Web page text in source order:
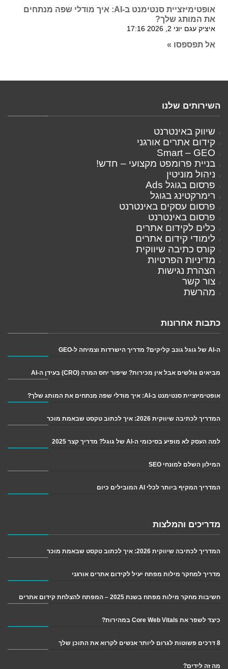
אופטימיזציית סנטימנט ב-AI: איך מודלי שפה מנתחים
את המותג שלך?
איציק עגם יוני 2, 2026 17:16
אל תפספסו »
השירותים שלנו
שיווק באינטרנט
קידום אתרים אורגני
Smart – GEO
בניית פרומפט מקצועי – חדש!
ניהול מוניטין
פרסום בגוגל Ads
רימרקטינג בגוגל
פרסום עסקים באינטרנט
פרסום באינטרנט
כלים לקידום אתרים
לימודי קידום אתרים
קורס כתיבה שיווקית
מדיניות הפרטיות
הצהרת נגישות
צור קשר
מהרשת
כתבות אחרונות
ה-AI של גוגל גונב קליקים? מדריך הישרדות וצמיחה ל-GEO
מביאים גולשים אבל אין מכירות? שיפור יחס המרה (CRO) בעידן ה-AI
אופטימיזציית סנטימנט ב-AI: איך מודלי שפה מנתחים את המותג שלך?
המדריך לכתיבה שיווקית 2026: איך לכתוב טקסט שבאמת מוכר
למה העסק לא מופיע בסיכומי ה-AI של גוגל? מדריך קצר 2025
המילון השלם למונחי SEO
המדריך המקיף ביותר לכלי AI המובילים כיום
מדריכים והמלצות
המדריך לכתיבה שיווקית 2026: איך לכתוב טקסט שבאמת מוכר
מדריך למחקר מילות מפתח יעיל לקידום אתרים אורגני
חשיבות מחקר מילות מפתח בשנת 2025 – המפתח להצלחת קידום אתרים
כיצד לשפר את Core Web Vitals במהירות?
8 דרכים פשוטות לגרום ליותר אנשים לקרוא את התוכן שלך
מה זה לידים?